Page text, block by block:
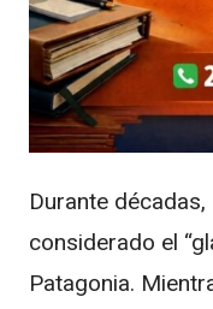
Durante
considerado el
Patagonia.